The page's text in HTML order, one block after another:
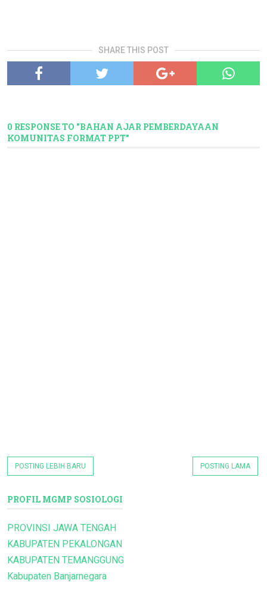
SHARE THIS POST
0 RESPONSE TO "BAHAN AJAR PEMBERDAYAAN
KOMUNITAS FORMAT PPT"
POSTING LEBIH BARU POSTING LAMA
PROFIL MGMP SOSIOLOGI
PROVINSI JAWA TENGAH
KABUPATEN PEKALONGAN
KABUPATEN TEMANGGUNG
Kabupaten Banjarnegara